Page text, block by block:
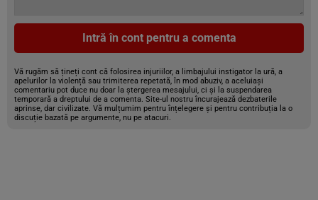
Intră în cont pentru a comenta
Vă rugăm să țineți cont că folosirea injuriilor, a limbajului instigator la ură, a
apelurilor la violență sau trimiterea repetată, în mod abuziv, a aceluiași
comentariu pot duce nu doar la ștergerea mesajului, ci și la suspendarea
temporară a dreptului de a comenta. Site-ul nostru încurajează dezbaterile
aprinse, dar civilizate. Vă mulțumim pentru înțelegere și pentru contribuția la o
discuție bazată pe argumente, nu pe atacuri.